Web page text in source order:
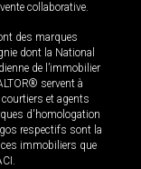
collaborative.
des marques
dont la National
de l’immobilier
servent à
et agents
d'homologation
respectifs sont la
immobiliers que